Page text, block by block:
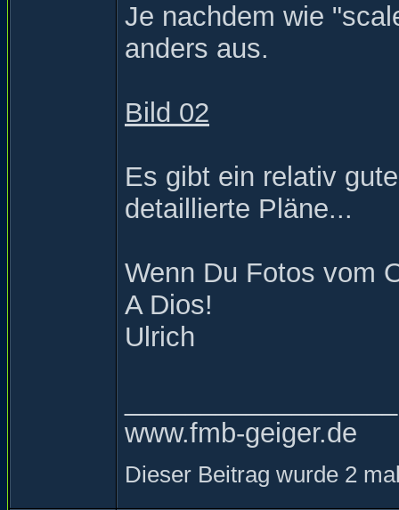
Je nachdem wie
anders aus.
Bild 02
Es gibt ein relativ
detaillierte Pläne...
Wenn Du Fotos vom
A Dios!
Ulrich
www.fmb-geiger.de
Dieser Beitrag wurde 2